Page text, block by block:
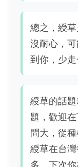
總之，綬
沒耐心，
到你，少走
綬草的話
題，歡迎
問大，從
綬草在台
多。下次